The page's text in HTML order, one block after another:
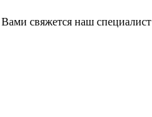
свяжется наш специалист